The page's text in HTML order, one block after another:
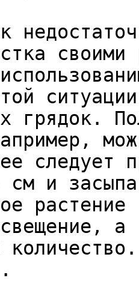
грядок.
следует
см и